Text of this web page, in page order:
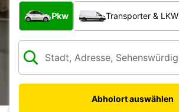
Welche Art von Fahrzeug?
Pkw Transporter & LKW
Abholort auswählen